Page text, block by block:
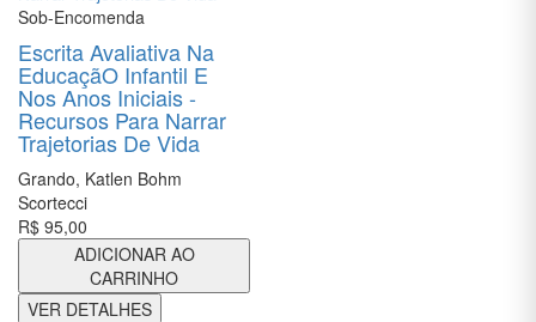
BIOGRAFIAS
CIÊNCIAS
BIOLÓGICAS
E NATURAIS
CIÊNCIAS
EXATAS
CIÊNCIAS
E SOCIAIS
Sob-Encomenda
Escrita Avaliativa Na
EducaçãO Infantil E
Nos Anos Iniciais -
Recursos Para Narrar
Trajetorias De Vida
Grando, Katlen Bohm
Scortecci
R$ 95,00
ADICIONAR AO
CARRINHO
VER DETALHES